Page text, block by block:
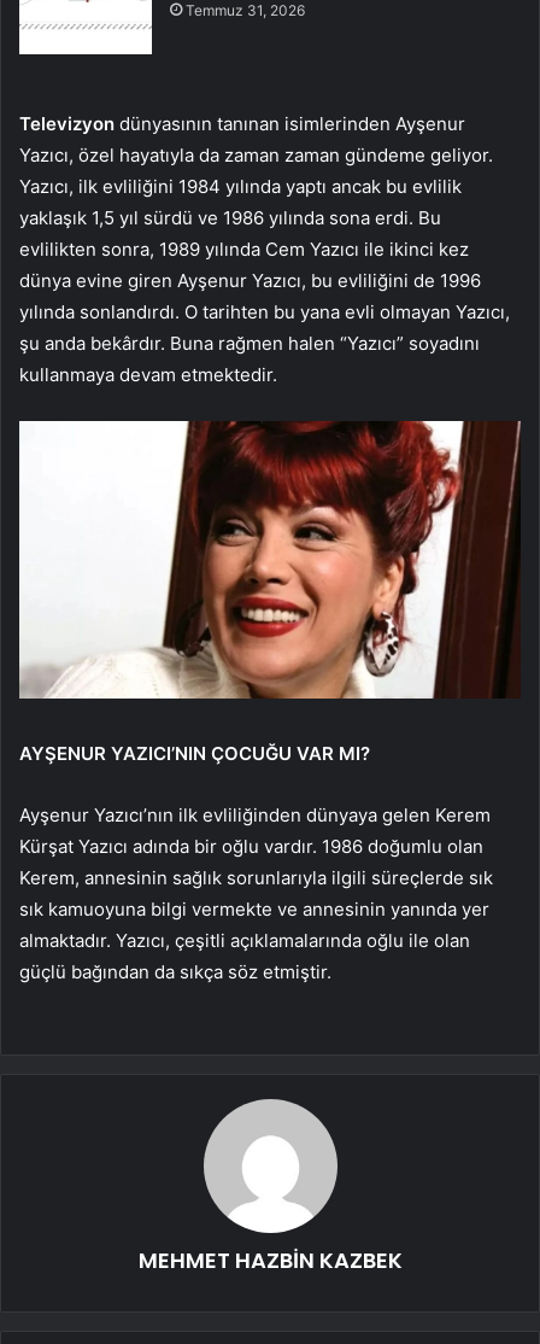
Temmuz 31, 2026
Televizyon dünyasının tanınan isimlerinden Ayşenur
Yazıcı, özel hayatıyla da zaman zaman gündeme geliyor.
Yazıcı, ilk evliliğini 1984 yılında yaptı ancak bu evlilik
yaklaşık 1,5 yıl sürdü ve 1986 yılında sona erdi. Bu
evlilikten sonra, 1989 yılında Cem Yazıcı ile ikinci kez
dünya evine giren Ayşenur Yazıcı, bu evliliğini de 1996
yılında sonlandırdı. O tarihten bu yana evli olmayan Yazıcı,
şu anda bekârdır. Buna rağmen halen “Yazıcı” soyadını
kullanmaya devam etmektedir.
AYŞENUR YAZICI’NIN ÇOCUĞU VAR MI?
Ayşenur Yazıcı’nın ilk evliliğinden dünyaya gelen Kerem
Kürşat Yazıcı adında bir oğlu vardır. 1986 doğumlu olan
Kerem, annesinin sağlık sorunlarıyla ilgili süreçlerde sık
sık kamuoyuna bilgi vermekte ve annesinin yanında yer
almaktadır. Yazıcı, çeşitli açıklamalarında oğlu ile olan
güçlü bağından da sıkça söz etmiştir.
MEHMET HAZBİN KAZBEK